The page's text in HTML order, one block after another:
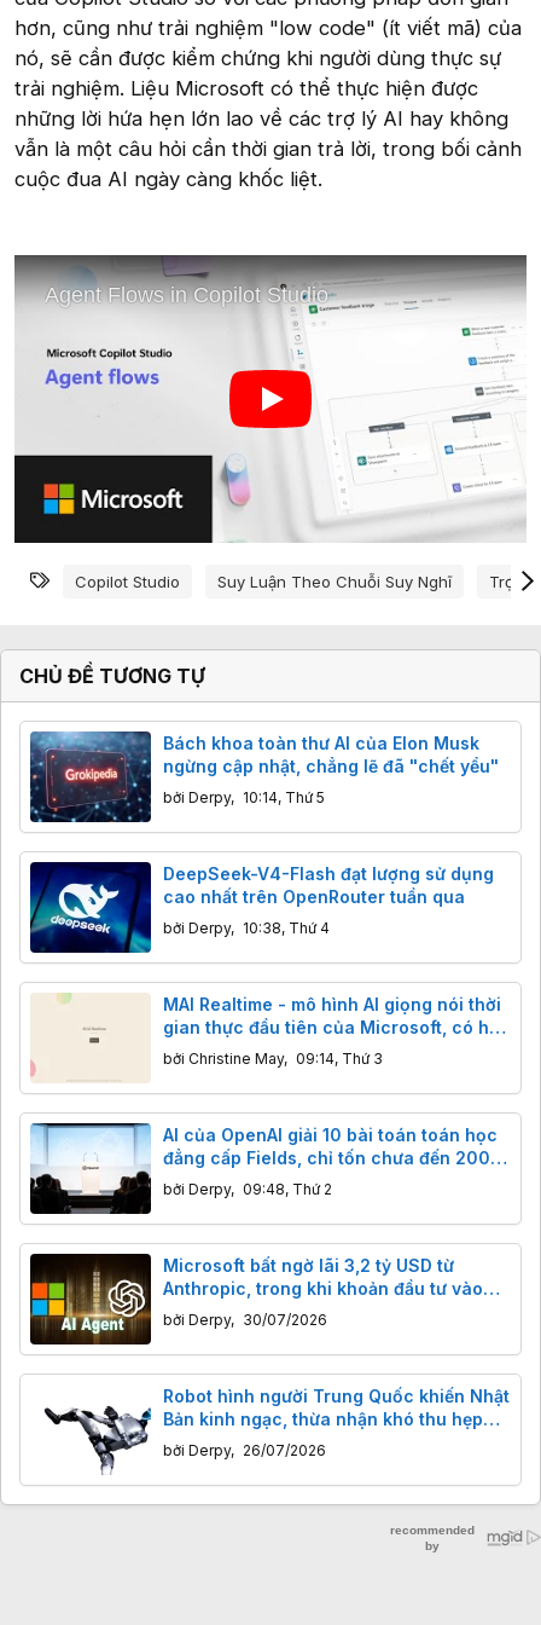
hơn, cũng như trải nghiệm "low code" (ít viết mã) của
nó, sẽ cần được kiểm chứng khi người dùng thực sự
trải nghiệm. Liệu Microsoft có thể thực hiện được
những lời hứa hẹn lớn lao về các trợ lý AI hay không
vẫn là một câu hỏi cần thời gian trả lời, trong bối cảnh
cuộc đua AI ngày càng khốc liệt.
Từ khóa
Copilot Studio Suy Luận Theo Chuỗi Suy Nghĩ Trợ Lý
CHỦ ĐỀ TƯƠNG TỰ
Bách khoa toàn thư AI của Elon Musk
ngừng cập nhật, chẳng lẽ đã "chết yểu"
bởi Derpy, 10:14, Thứ 5
DeepSeek-V4-Flash đạt lượng sử dụng
cao nhất trên OpenRouter tuần qua
bởi Derpy, 10:38, Thứ 4
MAI Realtime - mô hình AI giọng nói thời
gian thực đầu tiên của Microsoft, có hỗ
trợ tiếng Việt
bởi Christine May, 09:14, Thứ 3
AI của OpenAI giải 10 bài toán toán học
đẳng cấp Fields, chỉ tốn chưa đến 2000
USD
bởi Derpy, 09:48, Thứ 2
Microsoft bất ngờ lãi 3,2 tỷ USD từ
Anthropic, trong khi khoản đầu tư vào
OpenAI giảm mạnh
bởi Derpy, 30/07/2026
Robot hình người Trung Quốc khiến Nhật
Bản kinh ngạc, thừa nhận khó thu hẹp
khoảng cách
bởi Derpy, 26/07/2026